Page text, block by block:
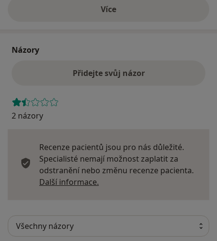
Víceo adrese
Názory
Přidejte svůj názor
2 názory
Recenze pacientů jsou pro nás důležité.
Specialisté nemají možnost zaplatit za
odstranění nebo změnu recenze pacienta.
Další informace.